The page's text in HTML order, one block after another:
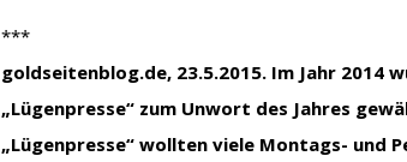
***
goldseitenblog.de, 23.5.2015. Im Jahr 2014
„Lügenpresse“ zum Unwort des Jahres
„Lügenpresse“ wollten viele Montags- und